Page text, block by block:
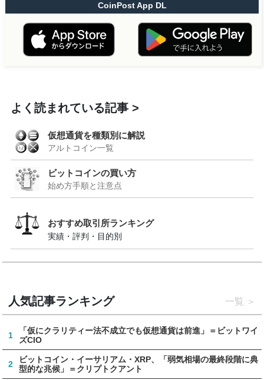
CoinPost App DL
よく読まれている記事
仮想通貨を種類別に解説
アルトコイン一覧
ビットコインの買い方
始め方手順と注意点
おすすめ取引所ランキング
実績・評判・目的別
人気記事ランキング 一覧
1
「仮にクラリティー法不成立でも仮想通貨は前進」＝ビットワイ
ズCIO
2
ビットコイン・イーサリアム・XRP、「弱気相場の最終段階に典
型的な兆候」＝クリプトクアント